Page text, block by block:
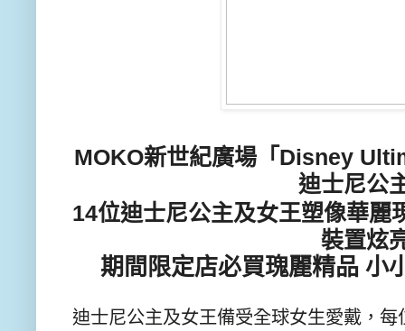
MOKO新世紀廣場 「 Disney
迪士尼公
14位迪士尼公主及女王塑像華麗
裝置炫
期間限定店必買瑰麗精品 小
迪士尼公主及女王備受全球女生愛戴，每